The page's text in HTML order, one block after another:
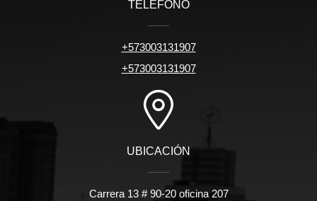
TELÉFONO
+573003131907
+573003131907
UBICACIÓN
Carrera 13 # 90-20 oficina 207